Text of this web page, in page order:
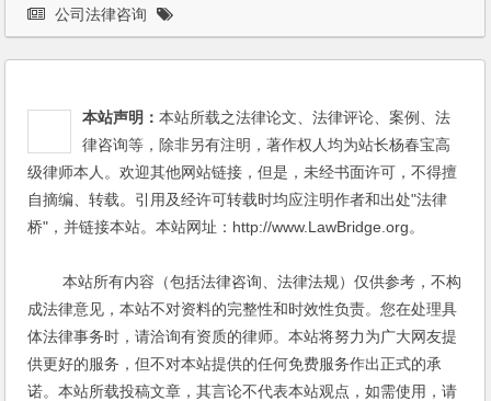
公司法律咨询
本站声明：本站所载之法律论文、法律评论、案例、法
律咨询等，除非另有注明，著作权人均为站长杨春宝高
级律师本人。欢迎其他网站链接，但是，未经书面许可，不得擅
自摘编、转载。引用及经许可转载时均应注明作者和出处"法律
桥"，并链接本站。本站网址：http://www.LawBridge.org。
本站所有内容（包括法律咨询、法律法规）仅供参考，不构
成法律意见，本站不对资料的完整性和时效性负责。您在处理具
体法律事务时，请洽询有资质的律师。本站将努力为广大网友提
供更好的服务，但不对本站提供的任何免费服务作出正式的承
诺。本站所载投稿文章，其言论不代表本站观点，如需使用，请